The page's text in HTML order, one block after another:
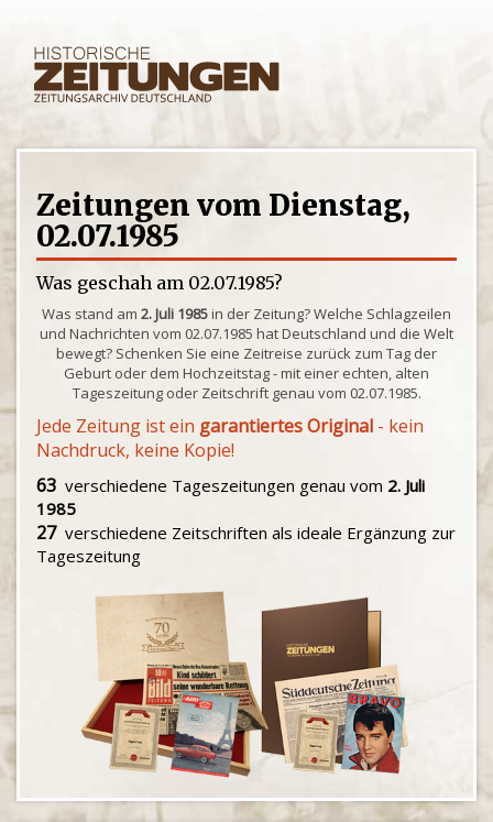
Zeitungen vom Dienstag,
02.07.1985
Was geschah am 02.07.1985?
Was stand am 2. Juli 1985in der Zeitung? Welche Schlagzeilen
und Nachrichten vom 02.07.1985 hat Deutschland und die Welt
bewegt? Schenken Sie eine Zeitreise zurück zum Tag der
Geburt oder dem Hochzeitstag - mit einer echten, alten
Tageszeitung oder Zeitschrift genau vom 02.07.1985.
Jede Zeitung ist ein garantiertes Original - kein
Nachdruck, keine Kopie!
63 verschiedene Tageszeitungen genau vom 2. Juli
1985
27verschiedene Zeitschriften als ideale Ergänzung zur
Tageszeitung